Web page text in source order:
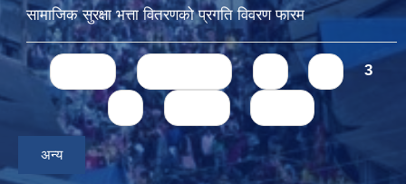
सामाजिक सुरक्षा भत्ता वितरणको प्रगति विवरण फारम
Pages 3
अन्य